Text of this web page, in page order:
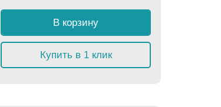
В корзину
Купить в 1 клик